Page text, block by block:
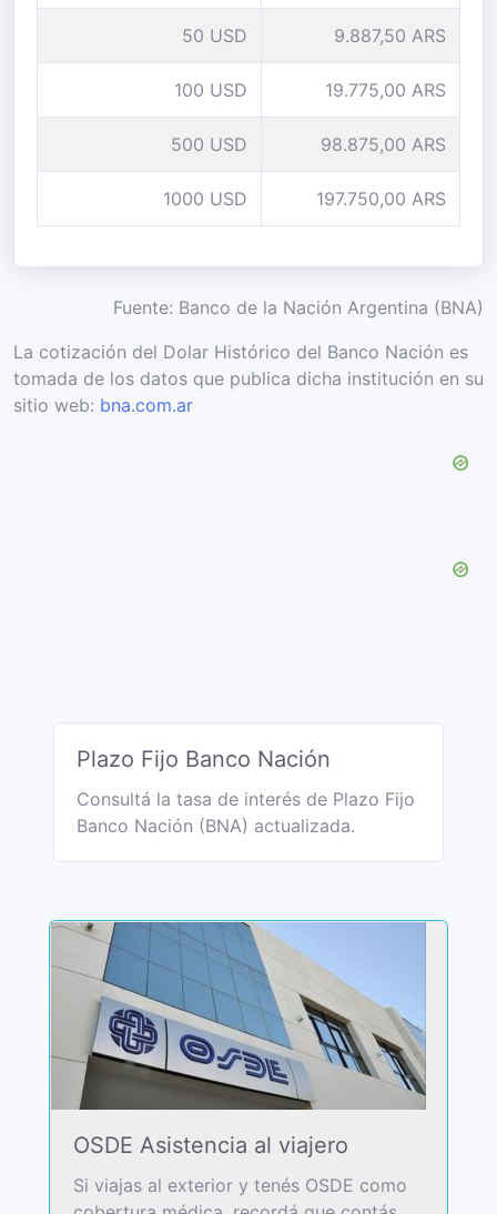
50 USD 9.887,50 ARS
100 USD 19.775,00 ARS
500 USD 98.875,00 ARS
1000 USD 197.750,00 ARS
Fuente: Banco de la Nación Argentina (BNA)
La cotización del Dolar Histórico del Banco Nación es
tomada de los datos que publica dicha institución en su
sitio web: bna.com.ar
Plazo Fijo Banco Nación
Consultá la tasa de interés de Plazo Fijo
Banco Nación (BNA) actualizada.
OSDE Asistencia al viajero
Si viajas al exterior y tenés OSDE como